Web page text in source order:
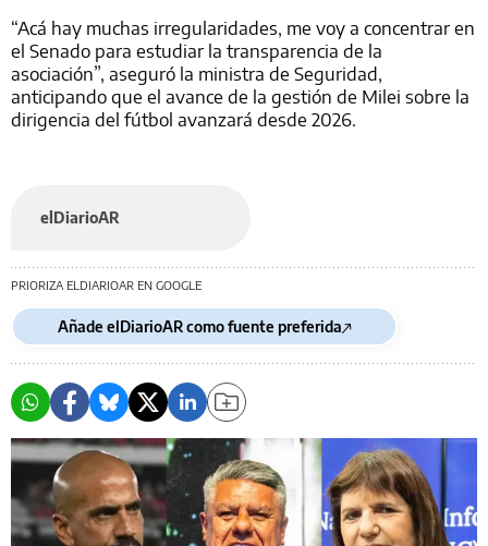
“Acá hay muchas irregularidades, me voy a concentrar en
el Senado para estudiar la transparencia de la
asociación”, aseguró la ministra de Seguridad,
anticipando que el avance de la gestión de Milei sobre la
dirigencia del fútbol avanzará desde 2026.
elDiarioAR
PRIORIZA ELDIARIOAR EN GOOGLE
Añade elDiarioAR como fuente preferida